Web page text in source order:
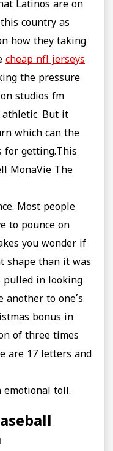
Latinos are on
country as
how they taking
cheap nfl jerseys
the pressure
studios fm
athletic. But it
which can the
for getting.This
MonaVie The
Most people
to pounce on
you wonder if
shape than it was
pulled in looking
to one’s
bonus in
of three times
are 17 letters and
toll.